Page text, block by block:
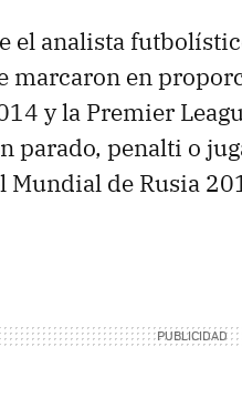
el analista
marcaron en
y la Premier
parado, penalti o
Mundial de Rusia